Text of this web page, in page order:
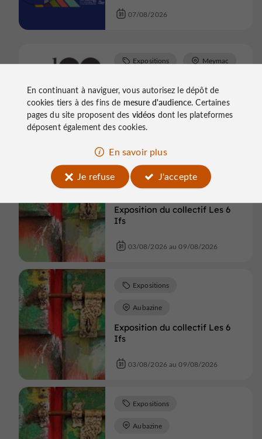
07/08/2026
d'artistes "Racines et
Rebonds"
Expositions Meymac
06/08/2026 au 09/08/2026
Exposition du collectif Les 6
Ifs
Expositions
Aubazine
03/08/2026 au 09/08/2026
Exposition du collectif Les 6
Ifs
Expositions
Aubazine
03/08/2026 au 09/08/2026
Expositions
Aubazine
En continuant à naviguer, vous autorisez le dépôt de
cookies tiers à des fins de mesure d'audience. Certaines
pages du site proposent des vidéos dont les plateformes
déposent également des cookies.
En savoir plus
Je refuse
J'accepte